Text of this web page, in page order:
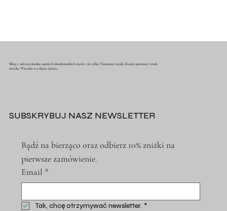
Sklep z odzieżą damską topowych skandynawskich marek i nie tylko. Najnowsze trendy, klasyka premium i moda
miejska. Wszystko w jednym miejscu.
SUBSKRYBUJ NASZ NEWSLETTER
Bądź na bierząco oraz odbierz 10% zniżki na
pierwsze zamówienie.
Email *
Tak, chcę otrzymywać newsletter. *